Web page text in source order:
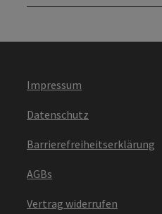
Impressum
Datenschutz
Barrierefreiheitserklärung
AGBs
Vertrag widerrufen